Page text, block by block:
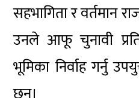
सहभागिता र वर्तमान
उनले आफू चुनावी
भूमिका निर्वाह गर्नु